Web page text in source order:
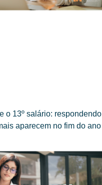
o 13º salário: respondendo
aparecem no fim do ano